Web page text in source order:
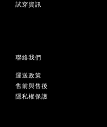
試穿資訊
聯絡我們
運送政策
售前與售後
隱私權保護